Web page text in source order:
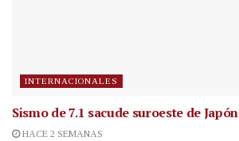
INTERNACIONALES
Sismo de 7.1 sacude suroeste de Japón
HACE 2 SEMANAS